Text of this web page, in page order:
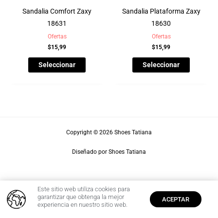
Sandalia Comfort Zaxy
18631
Ofertas
$15,99
Seleccionar
Sandalia Plataforma Zaxy
18630
Ofertas
$15,99
Seleccionar
Copyright © 2026 Shoes Tatiana
Diseñado por Shoes Tatiana
Inicio Cuenta Producto
Este sitio web utiliza cookies para
garantizar que obtenga la mejor
experiencia en nuestro sitio web.
ACEPTAR